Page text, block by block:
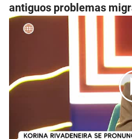
antiguos problemas